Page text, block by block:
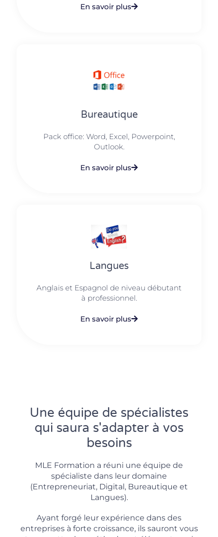
En savoir plus
Bureautique
Pack office: Word, Excel, Powerpoint,
Outlook.​
En savoir plus
Langues
Anglais et Espagnol de niveau débutant
à professionnel.
En savoir plus
Une équipe de spécialistes
qui saura s'adapter à vos
besoins
MLE Formation a réuni une équipe de
spécialiste dans leur domaine
(Entrepreneuriat, Digital, Bureautique et
Langues).
Ayant forgé leur expérience dans des
entreprises à forte croissance, ils sauront vous